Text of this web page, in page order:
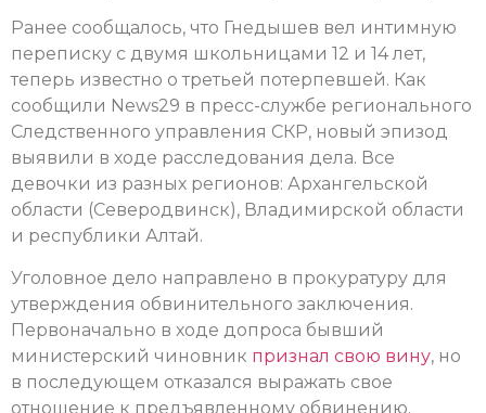
Ранее сообщалось, что Гнедышев вел интимную
переписку с двумя школьницами 12 и 14 лет,
теперь известно о третьей потерпевшей. Как
сообщили News29 в пресс-службе регионального
Следственного управления СКР, новый эпизод
выявили в ходе расследования дела. Все
девочки из разных регионов: Архангельской
области (Северодвинск), Владимирской области
и республики Алтай.
Уголовное дело направлено в прокуратуру для
утверждения обвинительного заключения.
Первоначально в ходе допроса бывший
министерский чиновник признал свою вину, но
в последующем отказался выражать свое
отношение к предъявленному обвинению.